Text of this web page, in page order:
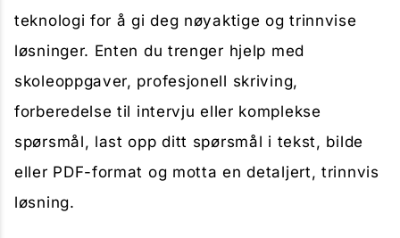
teknologi for å gi deg nøyaktige og trinnvise
løsninger. Enten du trenger hjelp med
skoleoppgaver, profesjonell skriving,
forberedelse til intervju eller komplekse
spørsmål, last opp ditt spørsmål i tekst, bilde
eller PDF-format og motta en detaljert, trinnvis
løsning.